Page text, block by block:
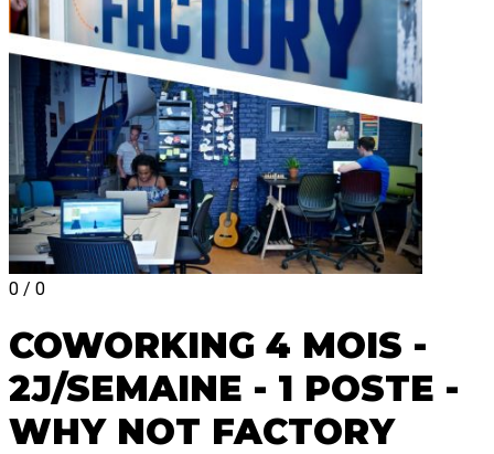
0 / 0
COWORKING 4 MOIS -
2J/SEMAINE - 1 POSTE -
WHY NOT FACTORY